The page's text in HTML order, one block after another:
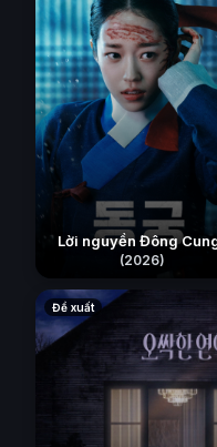
Lời nguyền Đông
(2026)
Đề xuất